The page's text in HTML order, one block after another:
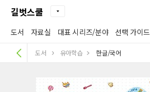
길벗스쿨
도서 자료실 대표 시리즈/분야 선택 가이드
도서 유아학습 한글/국어